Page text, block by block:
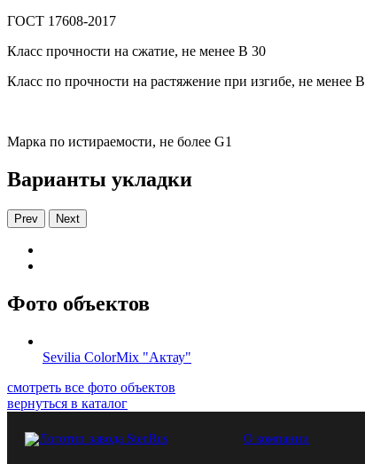
ГОСТ 17608-2017
Класс прочности на сжатие, не менее В 30
Класс по прочности на растяжение при изгибе, не менее
Марка по истираемости, не более G1
Варианты укладки
Prev Next
Фото объектов
Sevilia ColorMix "Актау"
смотреть все фото объектов
вернуться в каталог
О компании